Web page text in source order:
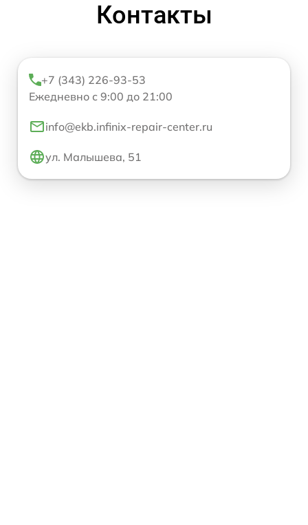
Контакты
+7 (343) 226-93-53
Ежедневно с 9:00 до 21:00
info@ekb.infinix-repair-center.ru
ул. Малышева, 51